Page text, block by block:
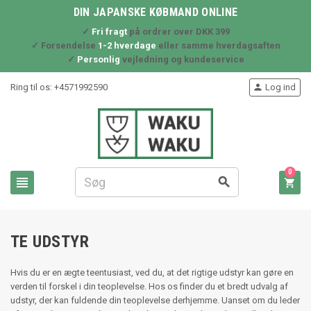
DIN JAPANSKE KØBMAND ONLINE
✓ Fri fragtpå ordrer over DKK 399
✓ Forsendelse 1-2 hverdage eller samme hverdagsaften
✓ Personlig vejledning og kundeservice
Ring til os: +4571992590
 
 Log ind

0
TE UDSTYR
Hvis du er en ægte teentusiast, ved du, at det rigtige udstyr kan gøre en
verden til forskel i din teoplevelse. Hos os finder du et bredt udvalg af
udstyr, der kan fuldende din teoplevelse derhjemme. Uanset om du leder